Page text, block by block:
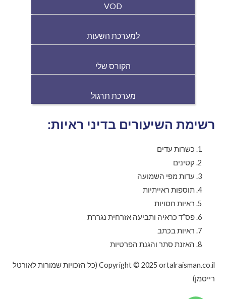
VOD
למערכת השעות
הקורס שלי
מערכת תרגול
רשימת השיעורים בדיני ראיות:
כשרות עדים
קטינים
עדות מפי השמועה
תוספות ראייתיות
ראיות חסויות
פס”ד כראיה ותביעה אזרחית נגררת
ראיות בכתב
האזנת סתר והגנת הפרטיות
Copyright © 2025 ortalraisman.co.il (כל הזכויות שמורות לאורטל
רייסמן)